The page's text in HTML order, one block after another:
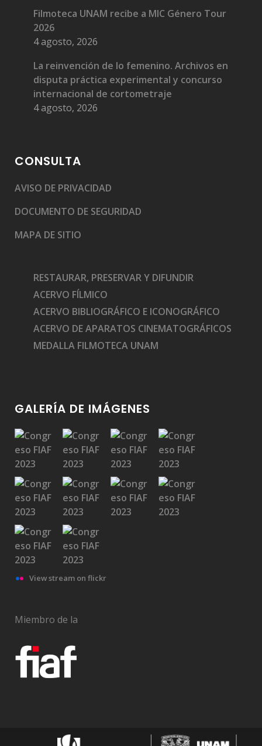
Filmoteca UNAM recibe a MIC Género Tour
2026
4 agosto, 2026
La reinvención de lo femenino. Archivos en
disputa práctica experimental y concurso
internacional de cortometraje
4 agosto, 2026
CONSULTA
AVISO DE PRIVACIDAD
DOCUMENTO DE SEGURIDAD
MAPA DE SITIO
RESTAURAR, PRESERVAR Y DIFUNDIR
ACERVO FÍLMICO
ACERVO BIBLIOGRÁFICO E ICONOGRÁFICO
ACERVO DE APARATOS CINEMATOGRÁFICOS
MEDALLA FILMOTECA UNAM
GALERÍA DE IMÁGENES
View stream on flickr
Miembro de la